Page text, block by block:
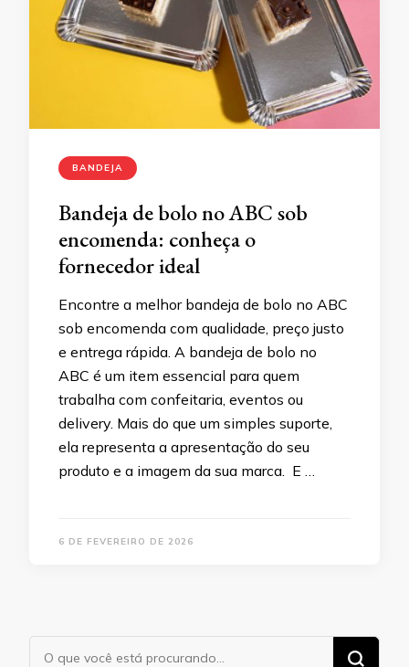
BANDEJA
Bandeja de bolo no ABC sob
encomenda: conheça o
fornecedor ideal
Encontre a melhor bandeja de bolo no ABC
sob encomenda com qualidade, preço justo
e entrega rápida. A bandeja de bolo no
ABC é um item essencial para quem
trabalha com confeitaria, eventos ou
delivery. Mais do que um simples suporte,
ela representa a apresentação do seu
produto e a imagem da sua marca. E …
6 DE FEVEREIRO DE 2026
Procurando